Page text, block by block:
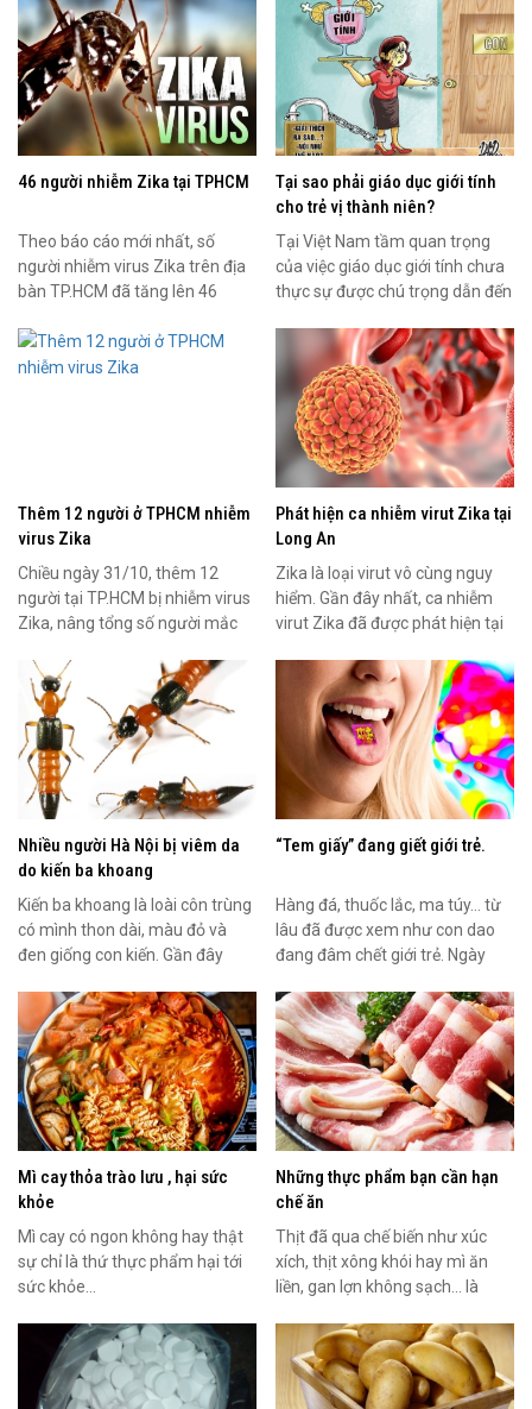
46 người nhiễm Zika tại TPHCM
Theo báo cáo mới nhất, số
người nhiễm virus Zika trên địa
bàn TP.HCM đã tăng lên 46
Tại sao phải giáo dục giới tính
cho trẻ vị thành niên?
Tại Việt Nam tầm quan trọng
của việc giáo dục giới tính chưa
thực sự được chú trọng dẫn đến
Thêm 12 người ở TPHCM nhiễm
virus Zika
Chiều ngày 31/10, thêm 12
người tại TP.HCM bị nhiễm virus
Zika, nâng tổng số người mắc
Phát hiện ca nhiễm virut Zika tại
Long An
Zika là loại virut vô cùng nguy
hiểm. Gần đây nhất, ca nhiễm
virut Zika đã được phát hiện tại
Nhiều người Hà Nội bị viêm da
do kiến ba khoang
Kiến ba khoang là loài côn trùng
có mình thon dài, màu đỏ và
đen giống con kiến. Gần đây
“Tem giấy” đang giết giới trẻ.
Hàng đá, thuốc lắc, ma túy… từ
lâu đã được xem như con dao
đang đâm chết giới trẻ. Ngày
Mì cay thỏa trào lưu , hại sức
khỏe
Mì cay có ngon không hay thật
sự chỉ là thứ thực phẩm hại tới
sức khỏe…
Những thực phẩm bạn cần hạn
chế ăn
Thịt đã qua chế biến như xúc
xích, thịt xông khói hay mì ăn
liền, gan lợn không sạch... là